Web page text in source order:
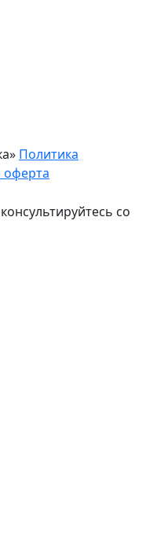
Политика
оферта
со